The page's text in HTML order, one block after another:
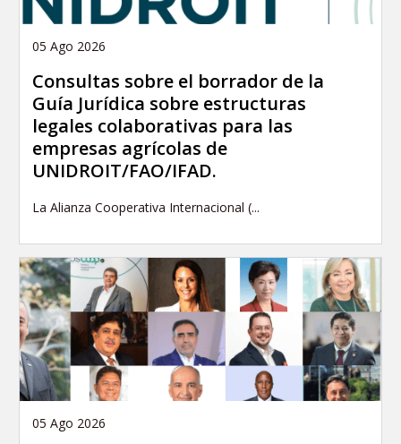
05 Ago 2026
Consultas sobre el borrador de la
Guía Jurídica sobre estructuras
legales colaborativas para las
empresas agrícolas de
UNIDROIT/FAO/IFAD.
La Alianza Cooperativa Internacional (...
05 Ago 2026